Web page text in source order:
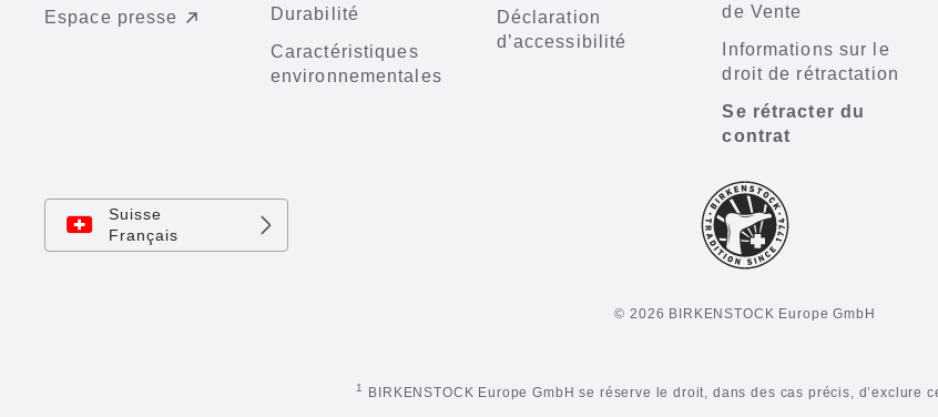
Espace presse
Durabilité
Caractéristiques
environnementales
Déclaration
d’accessibilité
de Vente
Informations sur le
droit de rétractation
Se rétracter du
contrat
Suisse
Français
© 2026 BIRKENSTOCK Europe GmbH
1 BIRKENSTOCK Europe GmbH se réserve le droit, dans des cas précis, d’exclure